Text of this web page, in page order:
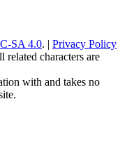
SA 4.0. | Privacy Policy
characters are
with and takes no